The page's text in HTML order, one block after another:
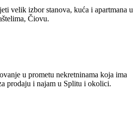
velik izbor stanova, kuća i apartmana u
Čiovu.
u prometu nekretninama koja ima
prodaju i najam u Splitu i okolici.